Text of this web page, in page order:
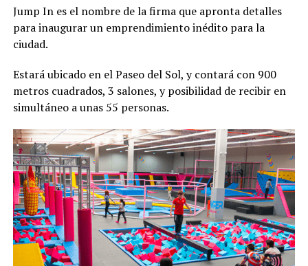
Jump In es el nombre de la firma que apronta detalles
para inaugurar un emprendimiento inédito para la
ciudad.
Estará ubicado en el Paseo del Sol, y contará con 900
metros cuadrados, 3 salones, y posibilidad de recibir en
simultáneo a unas 55 personas.